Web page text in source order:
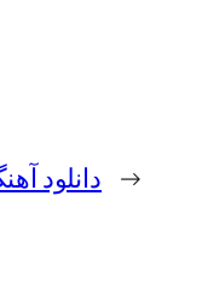
← دانلود